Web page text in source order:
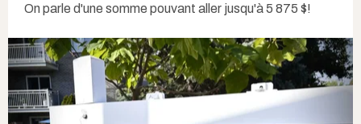
On parle d'une somme pouvant aller jusqu'à 5 875 $!